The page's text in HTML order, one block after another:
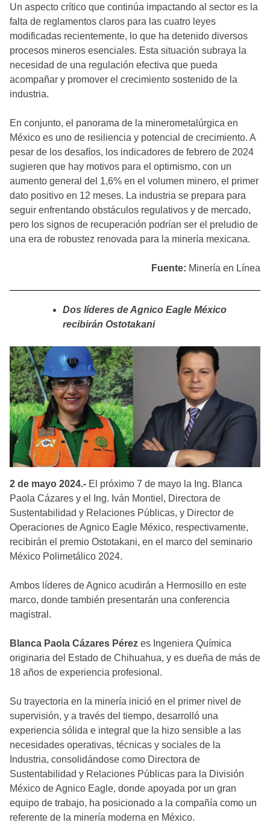
Un aspecto crítico que continúa impactando al sector es la
falta de reglamentos claros para las cuatro leyes
modificadas recientemente, lo que ha detenido diversos
procesos mineros esenciales. Esta situación subraya la
necesidad de una regulación efectiva que pueda
acompañar y promover el crecimiento sostenido de la
industria.
En conjunto, el panorama de la minerometalúrgica en
México es uno de resiliencia y potencial de crecimiento. A
pesar de los desafíos, los indicadores de febrero de 2024
sugieren que hay motivos para el optimismo, con un
aumento general del 1,6% en el volumen minero, el primer
dato positivo en 12 meses. La industria se prepara para
seguir enfrentando obstáculos regulativos y de mercado,
pero los signos de recuperación podrían ser el preludio de
una era de robustez renovada para la minería mexicana.
Fuente: Minería en Línea
Dos líderes de Agnico Eagle México
recibirán Ostotakani
2 de mayo 2024.- El próximo 7 de mayo la Ing. Blanca
Paola Cázares y el Ing. Iván Montiel, Directora de
Sustentabilidad y Relaciones Públicas, y Director de
Operaciones de Agnico Eagle México, respectivamente,
recibirán el premio Ostotakani, en el marco del seminario
México Polimetálico 2024.
Ambos líderes de Agnico acudirán a Hermosillo en este
marco, donde también presentarán una conferencia
magistral.
Blanca Paola Cázares Pérez es Ingeniera Química
originaria del Estado de Chihuahua, y es dueña de más de
18 años de experiencia profesional.
Su trayectoria en la minería inició en el primer nivel de
supervisión, y a través del tiempo, desarrolló una
experiencia sólida e integral que la hizo sensible a las
necesidades operativas, técnicas y sociales de la
Industria, consolidándose como Directora de
Sustentabilidad y Relaciones Públicas para la División
México de Agnico Eagle, donde apoyada por un gran
equipo de trabajo, ha posicionado a la compañía como un
referente de la minería moderna en México.